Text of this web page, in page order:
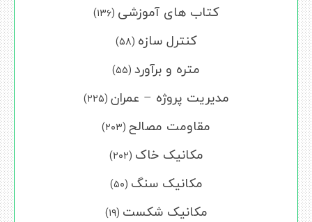
کتاب های آموزشی (۱۳۶)
کنترل سازه (۵۸)
متره و برآورد (۵۵)
مدیریت پروژه – عمران (۲۲۵)
مقاومت مصالح (۲۰۳)
مکانیک خاک (۲۰۲)
مکانیک سنگ (۵۰)
مکانیک شکست (۱۹)